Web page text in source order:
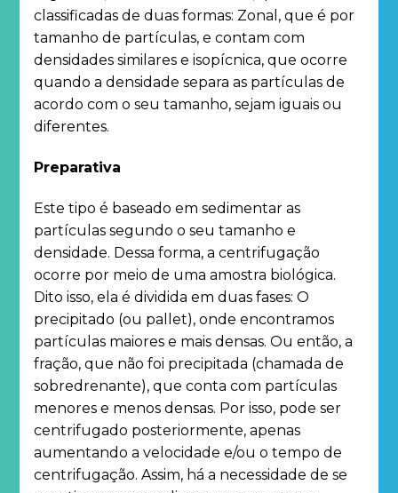
classificadas de duas formas: Zonal, que é por
tamanho de partículas, e contam com
densidades similares e isopícnica, que ocorre
quando a densidade separa as partículas de
acordo com o seu tamanho, sejam iguais ou
diferentes.
Preparativa
Este tipo é baseado em sedimentar as
partículas segundo o seu tamanho e
densidade. Dessa forma, a centrifugação
ocorre por meio de uma amostra biológica.
Dito isso, ela é dividida em duas fases: O
precipitado (ou pallet), onde encontramos
partículas maiores e mais densas. Ou então, a
fração, que não foi precipitada (chamada de
sobredrenante), que conta com partículas
menores e menos densas. Por isso, pode ser
centrifugado posteriormente, apenas
aumentando a velocidade e/ou o tempo de
centrifugação. Assim, há a necessidade de se